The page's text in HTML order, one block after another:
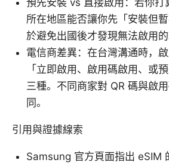
所在地區能否讓你先「安裝但
於避免出國後才發現無法啟用的
電信商差異：在台灣溝通時，
「立即啟用、啟用碼啟用、或
三種。不同商家對 QR 碼與啟
同。
引用與證據線索
Samsung 官方頁面指出 eSIM